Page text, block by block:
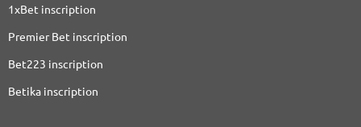
1xBet inscription
Premier Bet inscription
Bet223 inscription
Betika inscription